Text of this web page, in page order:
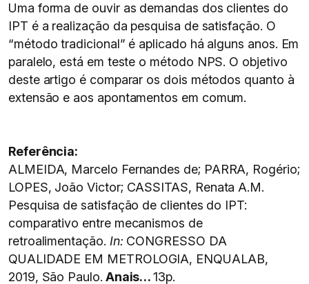
Uma forma de ouvir as demandas dos clientes do
IPT é a realização da pesquisa de satisfação. O
“método tradicional” é aplicado há alguns anos. Em
paralelo, está em teste o método NPS. O objetivo
deste artigo é comparar os dois métodos quanto à
extensão e aos apontamentos em comum.
Referência:
ALMEIDA, Marcelo Fernandes de; PARRA, Rogério;
LOPES, João Victor; CASSITAS, Renata A.M.
Pesquisa de satisfação de clientes do IPT:
comparativo entre mecanismos de
retroalimentação. In: CONGRESSO DA
QUALIDADE EM METROLOGIA, ENQUALAB,
2019, São Paulo. Anais…13p.